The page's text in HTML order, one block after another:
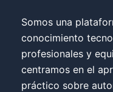
Somos una
conocimiento
profesionales y
centramos en el
práctico sobre